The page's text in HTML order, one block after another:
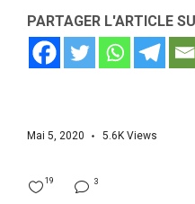
PARTAGER L'ARTICLE
Mai 5, 2020 5.6K Views
3
19